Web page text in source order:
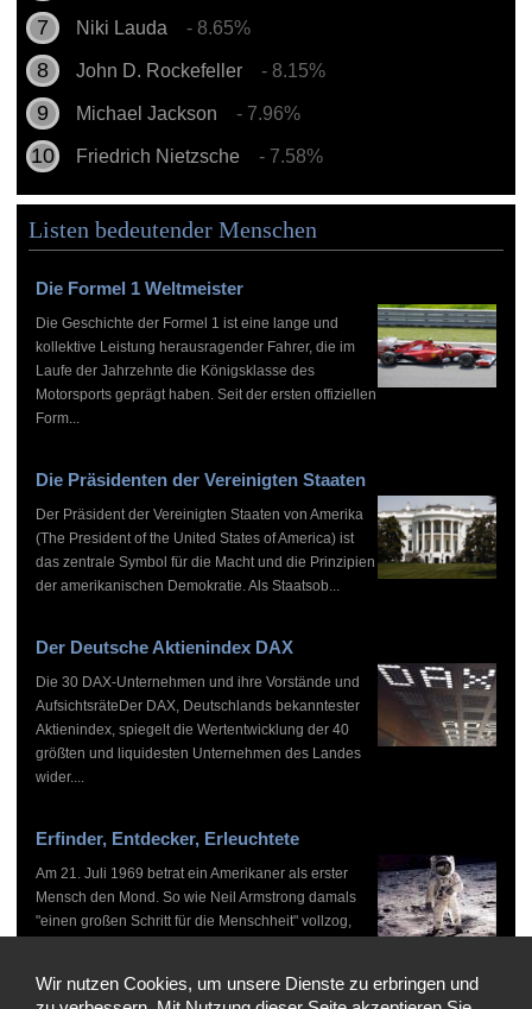
Niki Lauda - 8.65%
John D. Rockefeller - 8.15%
Michael Jackson - 7.96%
Friedrich Nietzsche - 7.58%
Listen bedeutender Menschen
Die Formel 1 Weltmeister
Die Geschichte der Formel 1 ist eine lange und
kollektive Leistung herausragender Fahrer, die im
Laufe der Jahrzehnte die Königsklasse des
Motorsports geprägt haben. Seit der ersten offiziellen
Form...
Die Präsidenten der Vereinigten Staaten
Der Präsident der Vereinigten Staaten von Amerika
(The President of the United States of America) ist
das zentrale Symbol für die Macht und die Prinzipien
der amerikanischen Demokratie. Als Staatsob...
Der Deutsche Aktienindex DAX
Die 30 DAX-Unternehmen und ihre Vorstände und
AufsichtsräteDer DAX, Deutschlands bekanntester
Aktienindex, spiegelt die Wertentwicklung der 40
größten und liquidesten Unternehmen des Landes
wider....
Erfinder, Entdecker, Erleuchtete
Am 21. Juli 1969 betrat ein Amerikaner als erster
Mensch den Mond. So wie Neil Armstrong damals
"einen großen Schritt für die Menschheit" vollzog,
Wir nutzen Cookies, um unsere Dienste zu erbringen und